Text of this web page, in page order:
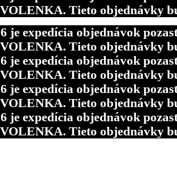
Tieto objednávky
je expedícia objednávok
Tieto objednávky
je expedícia objednávok
Tieto objednávky
je expedícia objednávok
Tieto objednávky
je expedícia objednávok
Tieto objednávky